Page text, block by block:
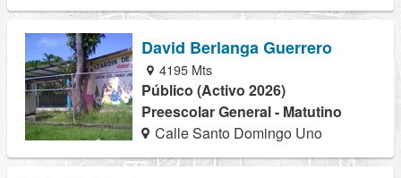
David Berlanga Guerrero
4195 Mts
Público (Activo 2026)
Preescolar General - Matutino
Calle Santo Domingo Uno